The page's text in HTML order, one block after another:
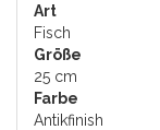
Art
Fisch
Größe
25 cm
Farbe
Antikfinish